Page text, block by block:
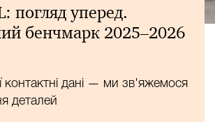
​погляд уперед.
бенчмарк 2025–2026
контактні дані — ми зв'яжемося
деталей